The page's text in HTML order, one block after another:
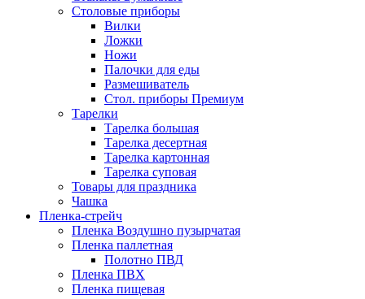
Столовые приборы
Вилки
Ложки
Ножи
Палочки для еды
Размешиватель
Стол. приборы Премиум
Тарелки
Тарелка большая
Тарелка десертная
Тарелка картонная
Тарелка суповая
Товары для праздника
Чашка
Пленка-стрейч
Пленка Воздушно пузырчатая
Пленка паллетная
Полотно ПВД
Пленка ПВХ
Пленка пищевая